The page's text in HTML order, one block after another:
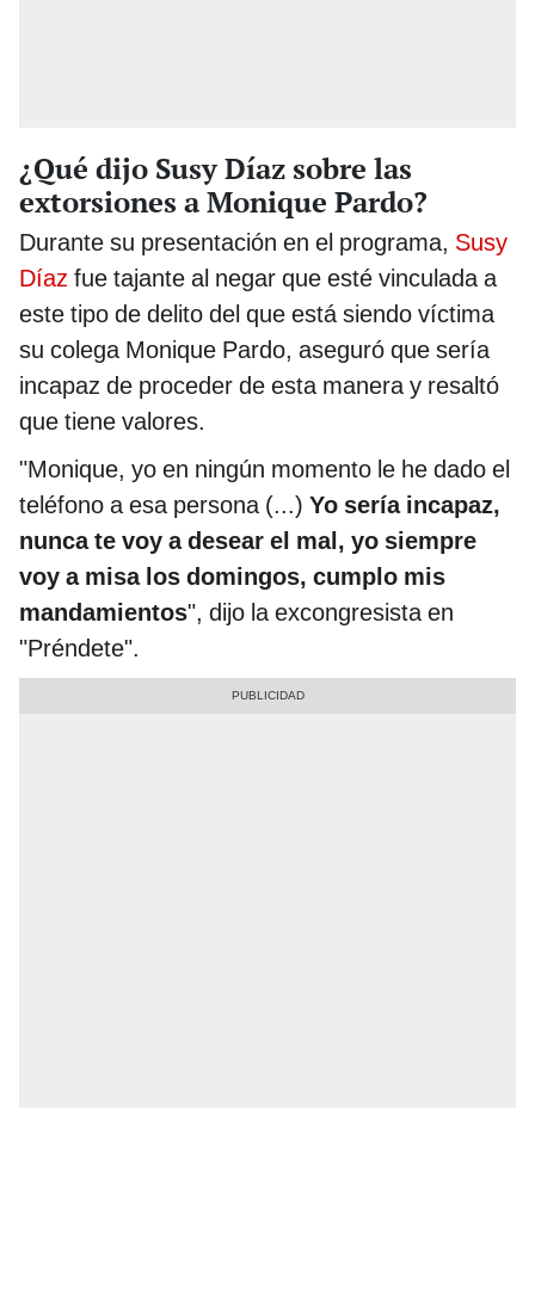
¿Qué dijo Susy Díaz sobre las
extorsiones a Monique Pardo?
Durante su presentación en el programa, Susy
Díaz fue tajante al negar que esté vinculada a
este tipo de delito del que está siendo víctima
su colega Monique Pardo, aseguró que sería
incapaz de proceder de esta manera y resaltó
que tiene valores.
"Monique, yo en ningún momento le he dado el
teléfono a esa persona (...) Yo sería incapaz,
nunca te voy a desear el mal, yo siempre
voy a misa los domingos, cumplo mis
mandamientos", dijo la excongresista en
"Préndete".